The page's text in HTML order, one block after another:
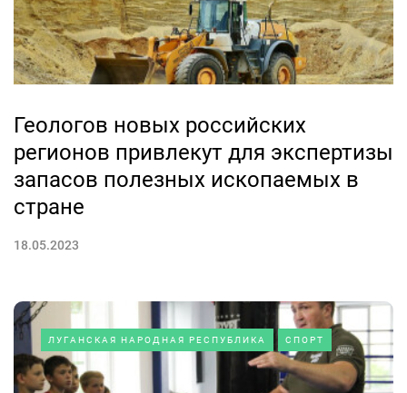
Геологов новых российских
регионов привлекут для экспертизы
запасов полезных ископаемых в
стране
18.05.2023
ЛУГАНСКАЯ НАРОДНАЯ РЕСПУБЛИКА СПОРТ